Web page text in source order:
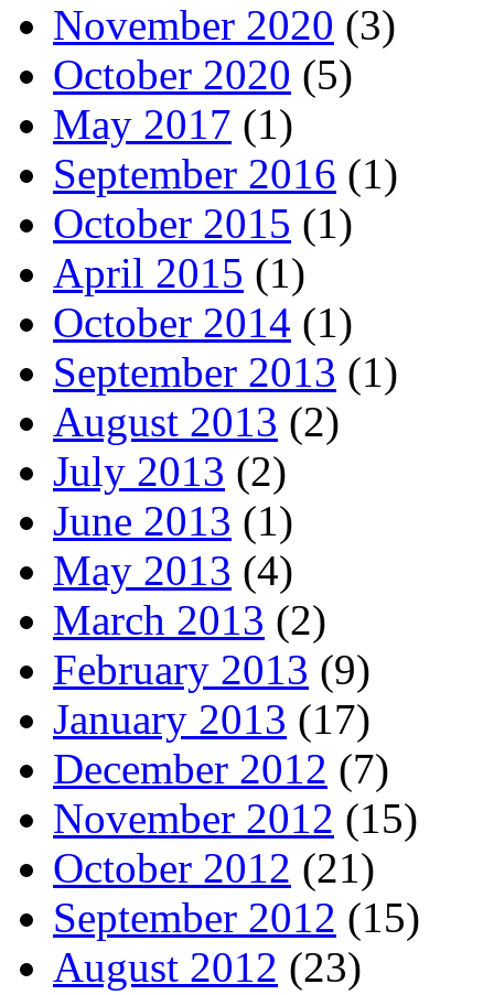
November 2020 (3)
October 2020 (5)
May 2017 (1)
September 2016 (1)
October 2015 (1)
April 2015 (1)
October 2014 (1)
September 2013 (1)
August 2013 (2)
July 2013 (2)
June 2013 (1)
May 2013 (4)
March 2013 (2)
February 2013 (9)
January 2013 (17)
December 2012 (7)
November 2012 (15)
October 2012 (21)
September 2012 (15)
August 2012 (23)